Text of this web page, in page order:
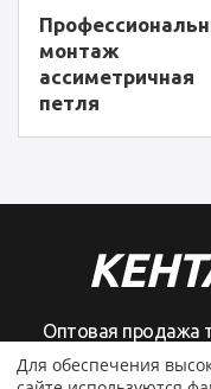
монтаж
ассиметричная
петля
Оптовая продажа
Для обеспечения